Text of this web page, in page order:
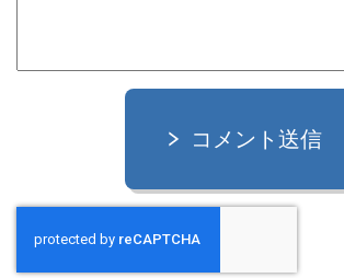
コメント送信